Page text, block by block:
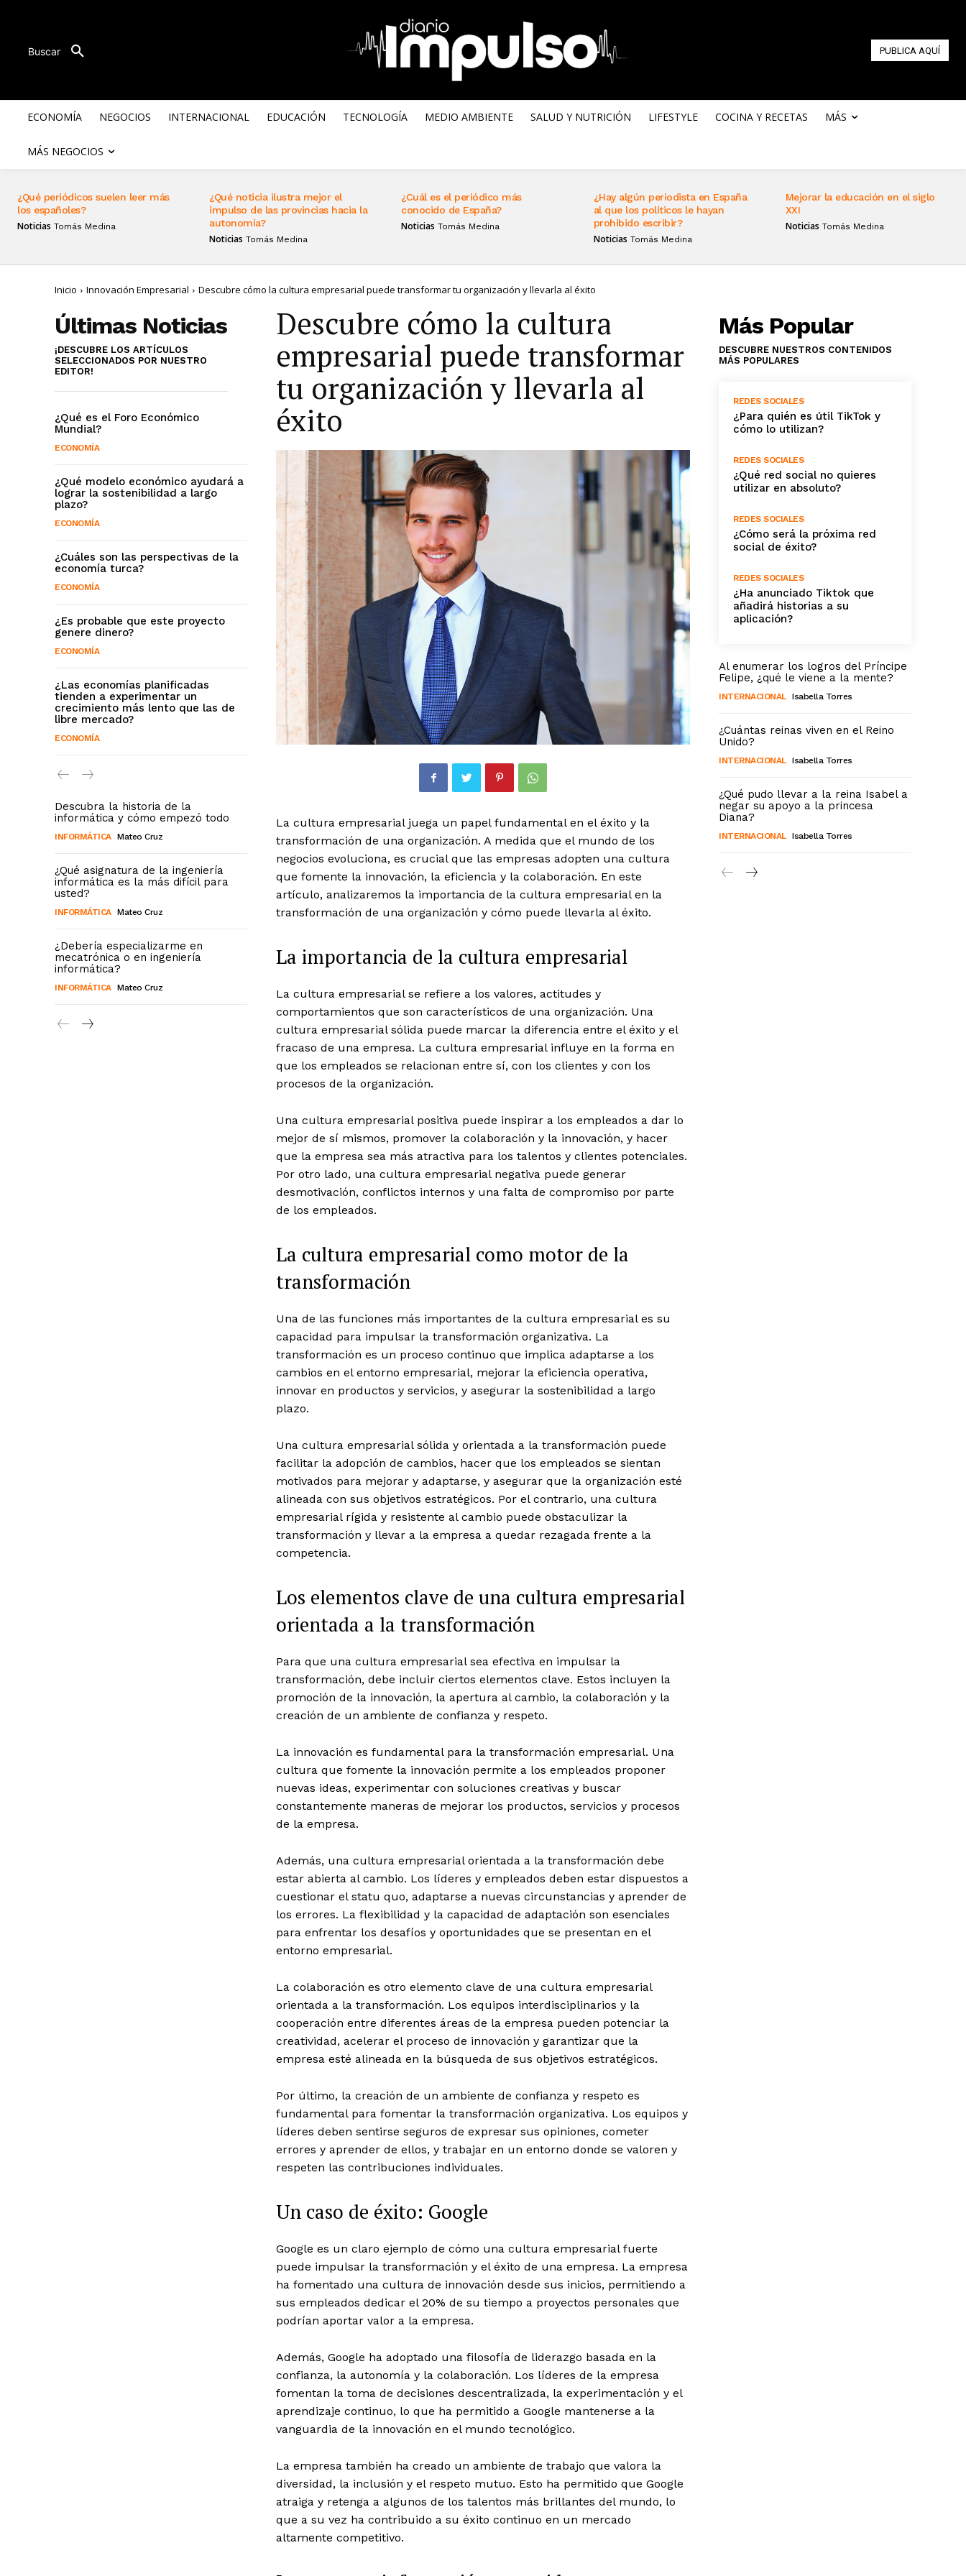
Buscar PUBLICA AQUÍ
ECONOMÍA NEGOCIOS INTERNACIONAL EDUCACIÓN TECNOLOGÍA MEDIO AMBIENTE SALUD Y NUTRICIÓN LIFESTYLE COCINA Y RECETAS MÁS
MÁS NEGOCIOS
¿Qué periódicos suelen leer más
los españoles?
Noticias Tomás Medina
¿Qué noticia ilustra mejor el
impulso de las provincias hacia la
autonomía?
Noticias Tomás Medina
¿Cuál es el periódico más
conocido de España?
Noticias Tomás Medina
¿Hay algún periodista en España
al que los políticos le hayan
prohibido escribir?
Noticias Tomás Medina
Mejorar la educación en el siglo
XXI
Noticias Tomás Medina
Inicio Innovación Empresarial Descubre cómo la cultura empresarial puede transformar tu organización y llevarla al éxito
Últimas Noticias
¡DESCUBRE LOS ARTÍCULOS
SELECCIONADOS POR NUESTRO
EDITOR!
¿Qué es el Foro Económico
Mundial?
ECONOMÍA
¿Qué modelo económico ayudará a
lograr la sostenibilidad a largo
plazo?
ECONOMÍA
¿Cuáles son las perspectivas de la
economía turca?
ECONOMÍA
¿Es probable que este proyecto
genere dinero?
ECONOMÍA
¿Las economías planificadas
tienden a experimentar un
crecimiento más lento que las de
libre mercado?
ECONOMÍA
Descubra la historia de la
informática y cómo empezó todo
INFORMÁTICA Mateo Cruz
¿Qué asignatura de la ingeniería
informática es la más difícil para
usted?
INFORMÁTICA Mateo Cruz
¿Debería especializarme en
mecatrónica o en ingeniería
informática?
INFORMÁTICA Mateo Cruz
Descubre cómo la cultura
empresarial puede transformar
tu organización y llevarla al
éxito
La cultura empresarial juega un papel fundamental en el éxito y la
transformación de una organización. A medida que el mundo de los
negocios evoluciona, es crucial que las empresas adopten una cultura
que fomente la innovación, la eficiencia y la colaboración. En este
artículo, analizaremos la importancia de la cultura empresarial en la
transformación de una organización y cómo puede llevarla al éxito.
La importancia de la cultura empresarial
La cultura empresarial se refiere a los valores, actitudes y
comportamientos que son característicos de una organización. Una
cultura empresarial sólida puede marcar la diferencia entre el éxito y el
fracaso de una empresa. La cultura empresarial influye en la forma en
que los empleados se relacionan entre sí, con los clientes y con los
procesos de la organización.
Una cultura empresarial positiva puede inspirar a los empleados a dar lo
mejor de sí mismos, promover la colaboración y la innovación, y hacer
que la empresa sea más atractiva para los talentos y clientes potenciales.
Por otro lado, una cultura empresarial negativa puede generar
desmotivación, conflictos internos y una falta de compromiso por parte
de los empleados.
La cultura empresarial como motor de la
transformación
Una de las funciones más importantes de la cultura empresarial es su
capacidad para impulsar la transformación organizativa. La
transformación es un proceso continuo que implica adaptarse a los
cambios en el entorno empresarial, mejorar la eficiencia operativa,
innovar en productos y servicios, y asegurar la sostenibilidad a largo
plazo.
Una cultura empresarial sólida y orientada a la transformación puede
facilitar la adopción de cambios, hacer que los empleados se sientan
motivados para mejorar y adaptarse, y asegurar que la organización esté
alineada con sus objetivos estratégicos. Por el contrario, una cultura
empresarial rígida y resistente al cambio puede obstaculizar la
transformación y llevar a la empresa a quedar rezagada frente a la
competencia.
Los elementos clave de una cultura empresarial
orientada a la transformación
Para que una cultura empresarial sea efectiva en impulsar la
transformación, debe incluir ciertos elementos clave. Estos incluyen la
promoción de la innovación, la apertura al cambio, la colaboración y la
creación de un ambiente de confianza y respeto.
La innovación es fundamental para la transformación empresarial. Una
cultura que fomente la innovación permite a los empleados proponer
nuevas ideas, experimentar con soluciones creativas y buscar
constantemente maneras de mejorar los productos, servicios y procesos
de la empresa.
Además, una cultura empresarial orientada a la transformación debe
estar abierta al cambio. Los líderes y empleados deben estar dispuestos a
cuestionar el statu quo, adaptarse a nuevas circunstancias y aprender de
los errores. La flexibilidad y la capacidad de adaptación son esenciales
para enfrentar los desafíos y oportunidades que se presentan en el
entorno empresarial.
La colaboración es otro elemento clave de una cultura empresarial
orientada a la transformación. Los equipos interdisciplinarios y la
cooperación entre diferentes áreas de la empresa pueden potenciar la
creatividad, acelerar el proceso de innovación y garantizar que la
empresa esté alineada en la búsqueda de sus objetivos estratégicos.
Por último, la creación de un ambiente de confianza y respeto es
fundamental para fomentar la transformación organizativa. Los equipos y
líderes deben sentirse seguros de expresar sus opiniones, cometer
errores y aprender de ellos, y trabajar en un entorno donde se valoren y
respeten las contribuciones individuales.
Un caso de éxito: Google
Google es un claro ejemplo de cómo una cultura empresarial fuerte
puede impulsar la transformación y el éxito de una empresa. La empresa
ha fomentado una cultura de innovación desde sus inicios, permitiendo a
sus empleados dedicar el 20% de su tiempo a proyectos personales que
podrían aportar valor a la empresa.
Además, Google ha adoptado una filosofía de liderazgo basada en la
confianza, la autonomía y la colaboración. Los líderes de la empresa
fomentan la toma de decisiones descentralizada, la experimentación y el
aprendizaje continuo, lo que ha permitido a Google mantenerse a la
vanguardia de la innovación en el mundo tecnológico.
La empresa también ha creado un ambiente de trabajo que valora la
diversidad, la inclusión y el respeto mutuo. Esto ha permitido que Google
atraiga y retenga a algunos de los talentos más brillantes del mundo, lo
que a su vez ha contribuido a su éxito continuo en un mercado
altamente competitivo.
Más Popular
DESCUBRE NUESTROS CONTENIDOS
MÁS POPULARES
REDES SOCIALES
¿Para quién es útil TikTok y
cómo lo utilizan?
REDES SOCIALES
¿Qué red social no quieres
utilizar en absoluto?
REDES SOCIALES
¿Cómo será la próxima red
social de éxito?
REDES SOCIALES
¿Ha anunciado Tiktok que
añadirá historias a su
aplicación?
Al enumerar los logros del Príncipe
Felipe, ¿qué le viene a la mente?
INTERNACIONAL Isabella Torres
¿Cuántas reinas viven en el Reino
Unido?
INTERNACIONAL Isabella Torres
¿Qué pudo llevar a la reina Isabel a
negar su apoyo a la princesa
Diana?
INTERNACIONAL Isabella Torres